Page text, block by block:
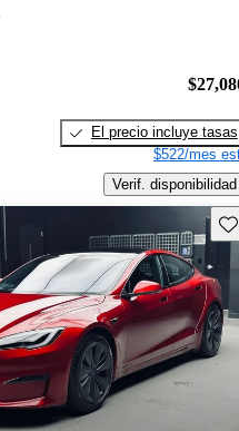
El precio incluye tasas
$522/mes
Verif. disponibilidad